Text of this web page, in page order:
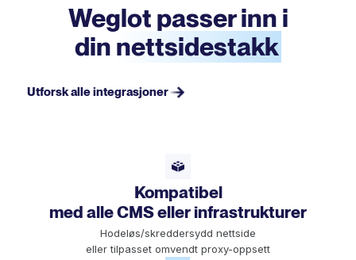
Weglot passer inn i
din nettsidestakk
Utforsk alle integrasjoner
Kompatibel
med alle CMS eller infrastrukturer
Hodeløs/skreddersydd nettside
eller tilpasset omvendt proxy-oppsett